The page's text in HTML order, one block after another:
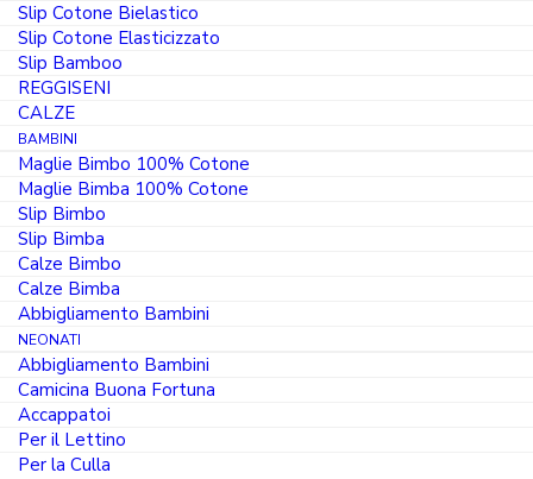
Slip Cotone Bielastico
Slip Cotone Elasticizzato
Slip Bamboo
REGGISENI
CALZE
BAMBINI
Maglie Bimbo 100% Cotone
Maglie Bimba 100% Cotone
Slip Bimbo
Slip Bimba
Calze Bimbo
Calze Bimba
Abbigliamento Bambini
NEONATI
Abbigliamento Bambini
Camicina Buona Fortuna
Accappatoi
Per il Lettino
Per la Culla
Maglia
Intima
Uomo
Manica
Lunga
Girocollo
100%
Jersey
Caldo
Cotone
Bianco
e
Colorato